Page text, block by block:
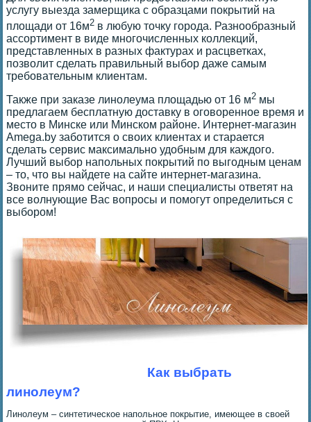
услугу выезда замерщика с образцами покрытий на
площади от 16м2 в любую точку города. Разнообразный
ассортимент в виде многочисленных коллекций,
представленных в разных фактурах и расцветках,
позволит сделать правильный выбор даже самым
требовательным клиентам.
Также при заказе линолеума площадью от 16 м2 мы
предлагаем бесплатную доставку в оговоренное время и
место в Минске или Минском районе. Интернет-магазин
Amega.by заботится о своих клиентах и старается
сделать сервис максимально удобным для каждого.
Лучший выбор напольных покрытий по выгодным ценам
– то, что вы найдете на сайте интернет-магазина.
Звоните прямо сейчас, и наши специалисты ответят на
все волнующие Вас вопросы и помогут определиться с
выбором!
Как выбрать
линолеум?
Линолеум – синтетическое напольное покрытие, имеющее в своей